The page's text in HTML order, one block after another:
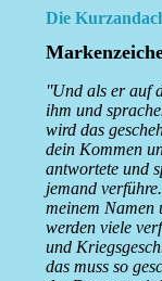
Die
''Und als er auf
ihm und
wird das
dein Kommen
antwortete und
jemand
meinem Namen
werden viele
und
das muss so